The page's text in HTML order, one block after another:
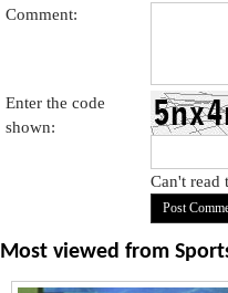
Comment:
Enter the code
shown:
Can't
Most viewed from